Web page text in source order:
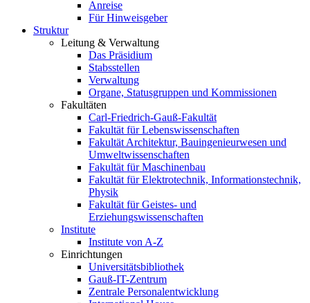
Anreise
Für Hinweisgeber
Struktur
Leitung & Verwaltung
Das Präsidium
Stabsstellen
Verwaltung
Organe, Statusgruppen und Kommissionen
Fakultäten
Carl-Friedrich-Gauß-Fakultät
Fakultät für Lebenswissenschaften
Fakultät Architektur, Bauingenieurwesen und
Umweltwissenschaften
Fakultät für Maschinenbau
Fakultät für Elektrotechnik, Informationstechnik,
Physik
Fakultät für Geistes- und
Erziehungswissenschaften
Institute
Institute von A-Z
Einrichtungen
Universitätsbibliothek
Gauß-IT-Zentrum
Zentrale Personalentwicklung